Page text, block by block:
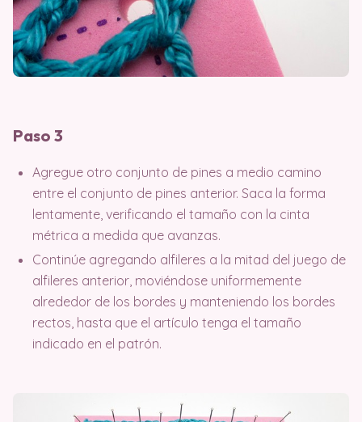
Paso 3
Agregue otro conjunto de pines a medio camino
entre el conjunto de pines anterior. Saca la forma
lentamente, verificando el tamaño con la cinta
métrica a medida que avanzas.
Continúe agregando alfileres a la mitad del juego de
alfileres anterior, moviéndose uniformemente
alrededor de los bordes y manteniendo los bordes
rectos, hasta que el artículo tenga el tamaño
indicado en el patrón.